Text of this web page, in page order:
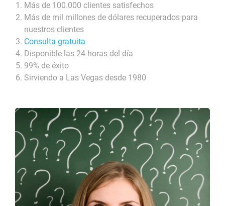
Más de 100.000 clientes satisfechos
Más de mil millones de dólares recuperados para
nuestros clientes
Consulta gratuita
Disponible las 24 horas del día
99% de éxito
Sirviendo a Las Vegas desde 1980